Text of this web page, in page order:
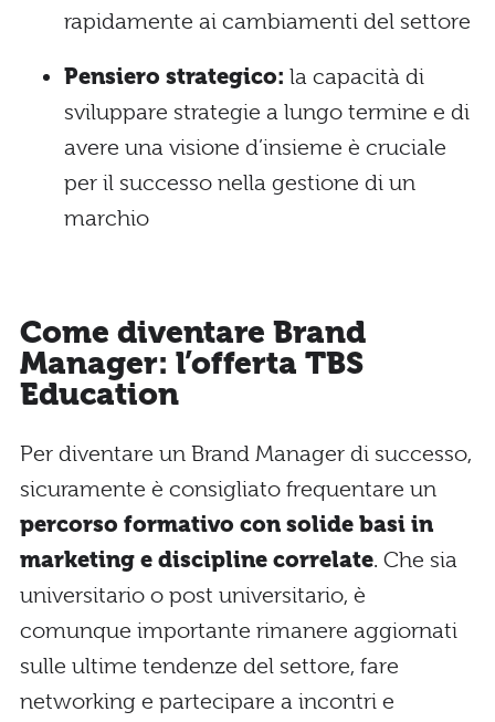
rapidamente ai cambiamenti del settore
Pensiero strategico: la capacità di
sviluppare strategie a lungo termine e di
avere una visione d’insieme è cruciale
per il successo nella gestione di un
marchio
Come diventare Brand
Manager: l’offerta TBS
Education
Per diventare un Brand Manager di successo,
sicuramente è consigliato frequentare un
percorso formativo con solide basi in
marketing e discipline correlate. Che sia
universitario o post universitario, è
comunque importante rimanere aggiornati
sulle ultime tendenze del settore, fare
networking e partecipare a incontri e